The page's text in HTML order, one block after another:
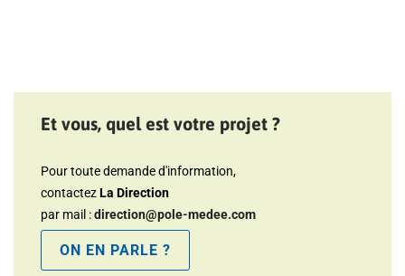
Et vous, quel est votre projet ?
Pour toute demande d'information,
contactezLa Direction
par mail :direction@pole-medee.com
ON EN PARLE ?